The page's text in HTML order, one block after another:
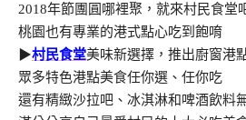
2018年節團圓哪裡聚，就來村民食堂
桃園也有專業的港式點心吃到飽唷
▶村民食堂美味新選擇，推出廚窗港
眾多特色港點美食任你選、任你吃
還有精緻沙拉吧、冰淇淋和啤酒飲料